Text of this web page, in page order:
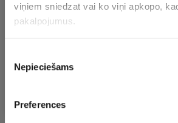
viņiem sniedzat vai ko viņi apkopo,
pakalpojumus.
izvēle
Nepieciešams
Preferences
A post shared by Rīgas Hokeja